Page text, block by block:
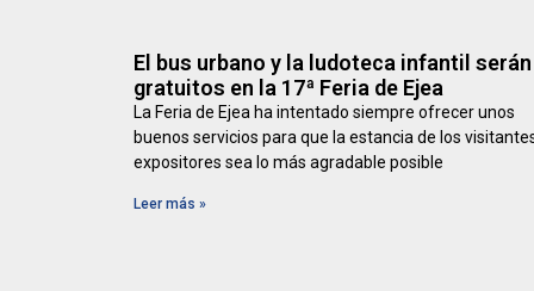
El bus urbano y la ludoteca infantil serán
gratuitos en la 17ª Feria de Ejea
La Feria de Ejea ha intentado siempre ofrecer unos
buenos servicios para que la estancia de los
expositores sea lo más agradable posible
Leer más »